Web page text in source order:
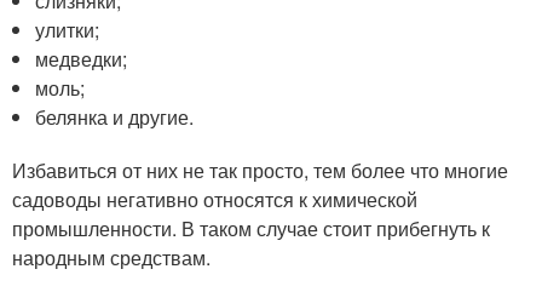
улитки;
медведки;
моль;
белянка и другие.
Избавиться от них не так просто, тем более что многие
садоводы негативно относятся к химической
промышленности. В таком случае стоит прибегнуть к
народным средствам.